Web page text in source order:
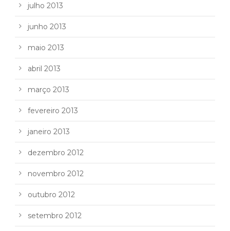
julho 2013
junho 2013
maio 2013
abril 2013
março 2013
fevereiro 2013
janeiro 2013
dezembro 2012
novembro 2012
outubro 2012
setembro 2012